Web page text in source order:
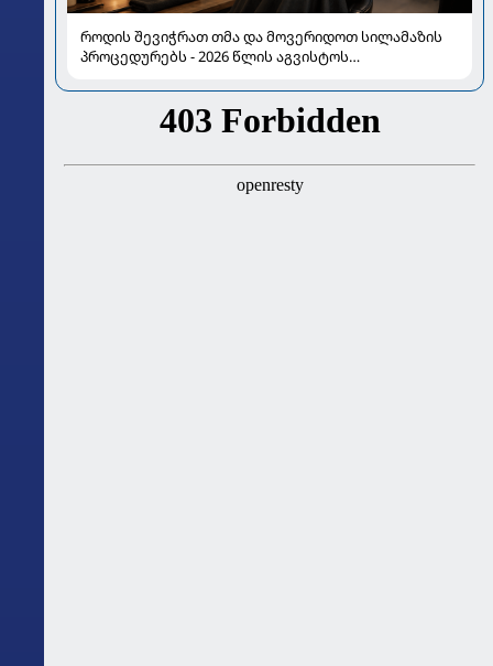
როდის შევიჭრათ თმა და მოვერიდოთ სილამაზის
პროცედურებს - 2026 წლის აგვისტოს